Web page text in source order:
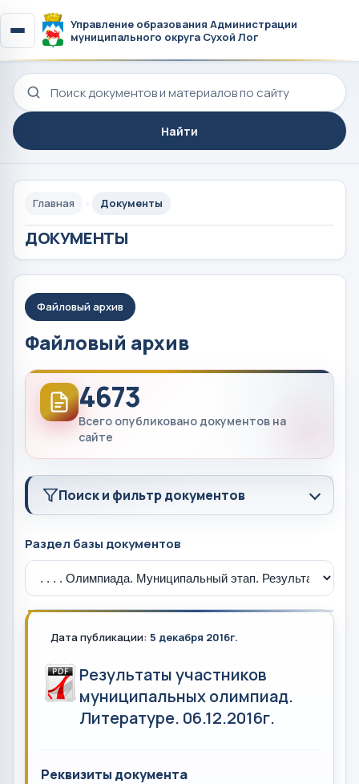
Управление образования Администрации
муниципального округа Сухой Лог
Поиск по сайту
Найти
Главная Документы
ДОКУМЕНТЫ
Файловый архив
Файловый архив
4673
Всего опубликовано документов на
сайте
Поиск и фильтр документов
Раздел базы документов
Дата публикации: 5 декабря 2016г.
Результаты участников
муниципальных олимпиад.
Литературе. 06.12.2016г.
Реквизиты документа